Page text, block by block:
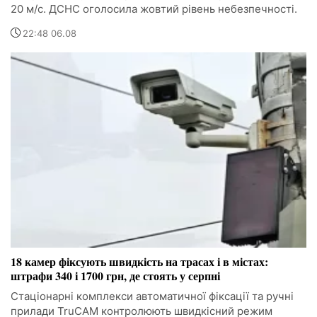
20 м/с. ДСНС оголосила жовтий рівень небезпечності.
22:48 06.08
18 камер фіксують швидкість на трасах і в містах:
штрафи 340 і 1700 грн, де стоять у серпні
Стаціонарні комплекси автоматичної фіксації та ручні
прилади TruCAM контролюють швидкісний режим